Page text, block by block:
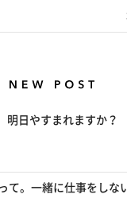
明日やすまれますか？
て。一緒に仕事をしな